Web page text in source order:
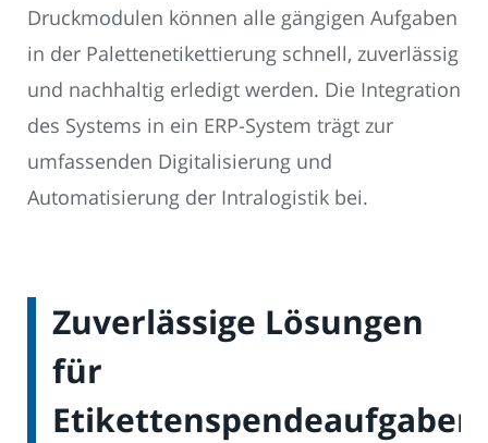
Druckmodulen können alle gängigen Aufgaben
in der Palettenetikettierung schnell, zuverlässig
und nachhaltig erledigt werden. Die Integration
des Systems in ein ERP-System trägt zur
umfassenden Digitalisierung und
Automatisierung der Intralogistik bei.
Zuverlässige Lösungen
für
Etikettenspendeaufgaben